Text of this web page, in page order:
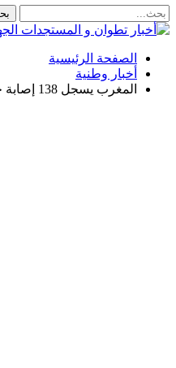
الصفحة الرئيسية
أخبار وطنية
المغرب يسجل 138 إصابة جديدة بفيروس كورونا